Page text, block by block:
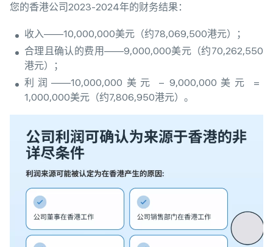
您的香港公司2023-2024年的财务结果：
收入——10,000,000美元（约78,069,500港元）；
合理且确认的费用——9,000,000美元（约70,262,550
港元）；
利润——10,000,000美元 – 9,000,000美元 =
1,000,000美元（约7,806,950港元）。